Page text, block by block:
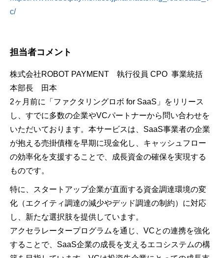
c/
担当者コメント
株式会社ROBOT PAYMENT 執行役員 CPO 事業統括
本部長 田本
2ヶ月前に「ファクタリングロボ for SaaS」をリリース
し、すでに多数の企業やVCパートナーから問い合わせを
いただいております。本サービスは、SaaS事業者の企業
が抱える売掛債権を早期に現金化し、キャッシュフロー
の効率化を支援することで、成長資金の確保を実現する
ものです。
特に、スタートアップ企業が直面する資金調達環境の変
化（エクイティ調達の減少やデッド調達の制約）に対応
し、新たな選択肢を提供しています。
アクセラレータープログラムを通じ、VCとの連携を強化
することで、SaaS企業の成長を支えるエコシステムの構